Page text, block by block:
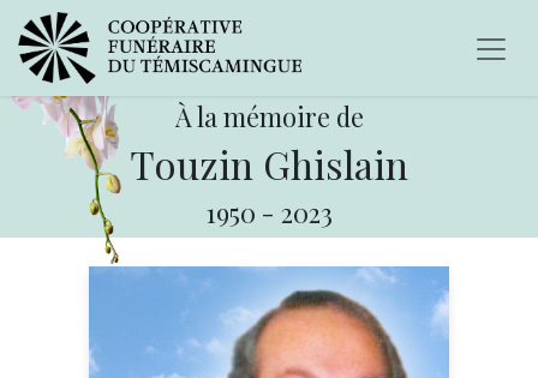
À la mémoire de
Touzin Ghislain
1950 - 2023